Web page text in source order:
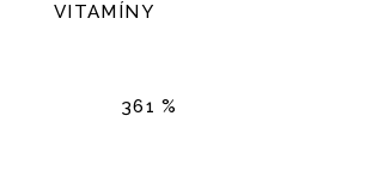
VITAMÍNY
361 %